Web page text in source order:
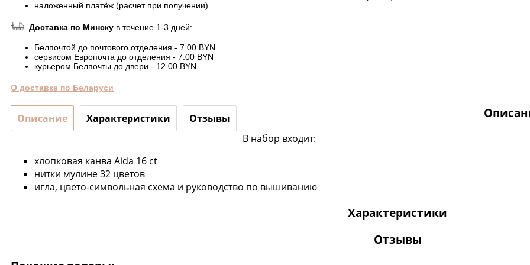
наложенный платёж (расчет при получении)
Доставка по Минску в течение 1-3 дней:
Белпочтой до почтового отделения - 7.00 BYN
сервисом Европочта до отделения - 7.00 BYN
курьером Белпочты до двери - 12.00 BYN
О доставке по Беларуси
Описание Характеристики Отзывы
В набор входит:
хлопковая канва Aida 16 ct
нитки мулине 32 цветов
игла, цвето-символьная схема и руководство по вышиванию
Характеристики
Отзывы